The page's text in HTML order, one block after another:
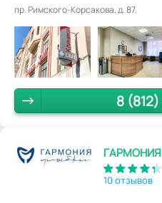
пр. Римского-Корсакова, д. 87.
8
10 отзывов